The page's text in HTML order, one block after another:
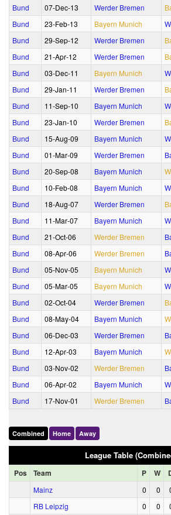
Bund 07‑Dec‑13 Werder Bremen
Bund
23‑Feb‑13 Bayern Munich
Bund
29‑Sep‑12 Werder Bremen
Bund
21‑Apr‑12 Werder Bremen
Bund
03‑Dec‑11 Bayern Munich
Bund
29‑Jan‑11 Werder Bremen
Bund
11‑Sep‑10 Bayern Munich
Bund
23‑Jan‑10 Werder Bremen
Bund
15‑Aug‑09 Bayern Munich
Bund
01‑Mar‑09 Werder Bremen
Bund
20‑Sep‑08 Bayern Munich
Bund
10‑Feb‑08 Bayern Munich
Bund
18‑Aug‑07 Werder Bremen
Bund
11‑Mar‑07 Bayern Munich
Bund
21‑Oct‑06 Werder Bremen
Bund
08‑Apr‑06 Werder Bremen
Bund
05‑Nov‑05 Bayern Munich
Bund
05‑Mar‑05 Bayern Munich
Bund
02‑Oct‑04 Werder Bremen
Bund
08‑May‑04 Bayern Munich
Bund
06‑Dec‑03 Werder Bremen
Bund
12‑Apr‑03 Bayern Munich
Bund
03‑Nov‑02 Werder Bremen
Bund
06‑Apr‑02 Bayern Munich
Bund
17‑Nov‑01 Werder Bremen
Combined Home Away
League Table
Pos Team P W
Mainz 0 0
RB Leipzig
0 0